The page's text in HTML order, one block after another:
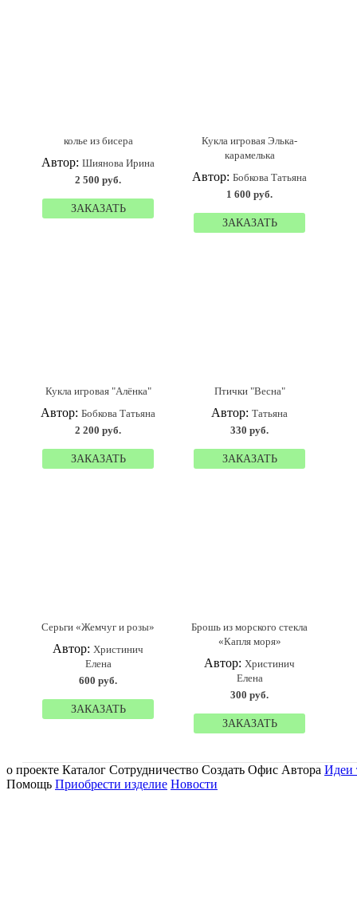
колье из бисера
Автор:Шиянова Ирина
2 500 руб.
ЗАКАЗАТЬ
Кукла игровая Элька-
карамелька
Автор:Бобкова Татьяна
1 600 руб.
ЗАКАЗАТЬ
Кукла игровая "Алёнка"
Автор:Бобкова Татьяна
2 200 руб.
ЗАКАЗАТЬ
Птички "Весна"
Автор:Татьяна
330 руб.
ЗАКАЗАТЬ
Серьги «Жемчуг и розы»
Автор: Христинич
Елена
600 руб.
ЗАКАЗАТЬ
Брошь из морского стекла
«Капля моря»
Автор: Христинич
Елена
300 руб.
ЗАКАЗАТЬ
о проекте Каталог Сотрудничество Создать Офис Автора Идеи
Помощь Приобрести изделие Новости